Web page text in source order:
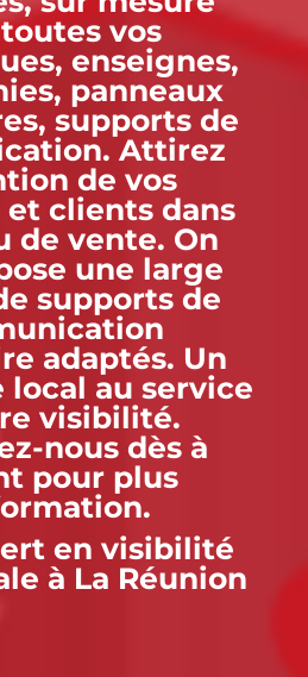
vos
enseignes,
panneaux
supports de
Attirez
de vos
et clients dans
de vente. On
une large
supports de
adaptés. Un
local au service
visibilité.
nous dès à
pour plus
en visibilité
à La Réunion